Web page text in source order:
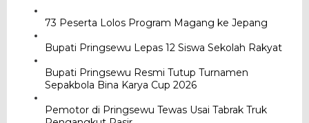
73 Peserta Lolos Program Magang ke Jepang
Bupati Pringsewu Lepas 12 Siswa Sekolah Rakyat
Bupati Pringsewu Resmi Tutup Turnamen
Sepakbola Bina Karya Cup 2026
Pemotor di Pringsewu Tewas Usai Tabrak Truk